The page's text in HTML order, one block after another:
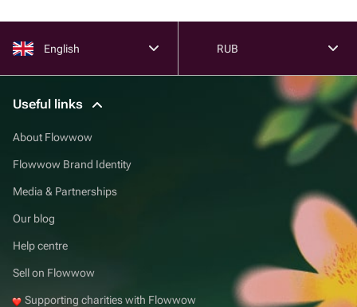
English RUB
Useful links
About Flowwow
Flowwow Brand Identity
Media & Partnerships
Our blog
Help centre
Sell on Flowwow
Supporting charities with Flowwow